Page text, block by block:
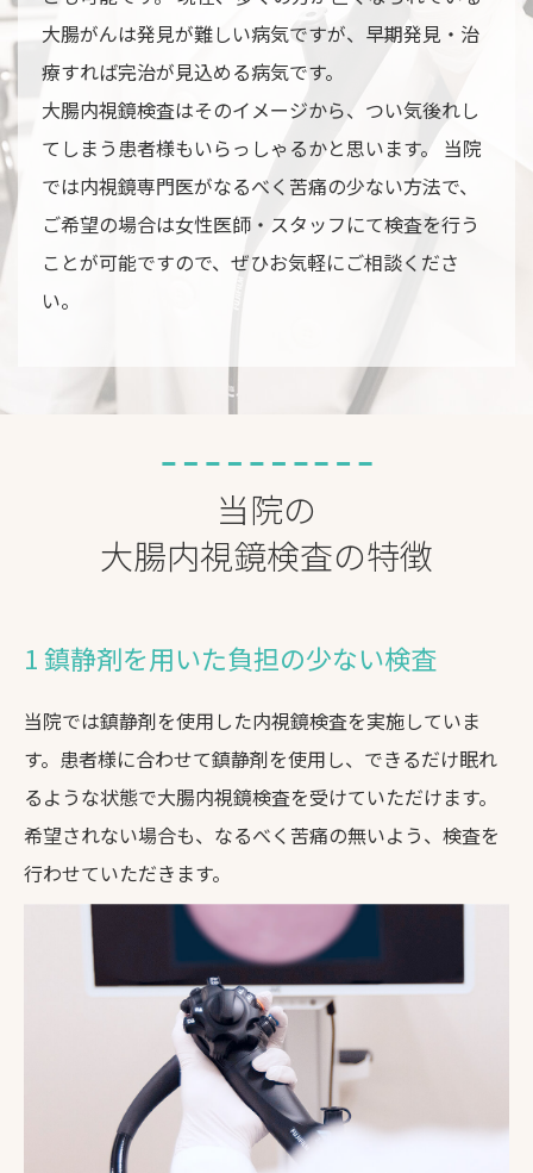
大腸がんは発見が難しい病気ですが、早期発見・治
療すれば完治が見込める病気です。
大腸内視鏡検査はそのイメージから、つい気後れし
てしまう患者様もいらっしゃるかと思います。 当院
では内視鏡専門医がなるべく苦痛の少ない方法で、
ご希望の場合は女性医師・スタッフにて検査を行う
ことが可能ですので、ぜひお気軽にご相談くださ
い。
当院の
大腸内視鏡検査の特徴
1 鎮静剤を用いた負担の少ない検査
当院では鎮静剤を使用した内視鏡検査を実施していま
す。患者様に合わせて鎮静剤を使用し、できるだけ眠れ
るような状態で大腸内視鏡検査を受けていただけます。
希望されない場合も、なるべく苦痛の無いよう、検査を
行わせていただきます。